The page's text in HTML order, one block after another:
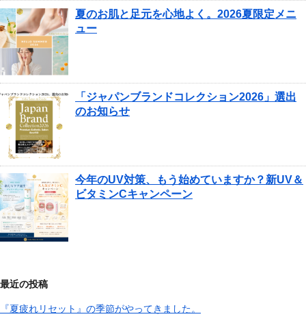
夏のお肌と足元を心地よく。2026夏限定メニ
ュー
「ジャパンブランドコレクション2026」選出
のお知らせ
今年のUV対策、もう始めていますか？新UV＆
ビタミンCキャンペーン
最近の投稿
『夏疲れリセット』の季節がやってきました。